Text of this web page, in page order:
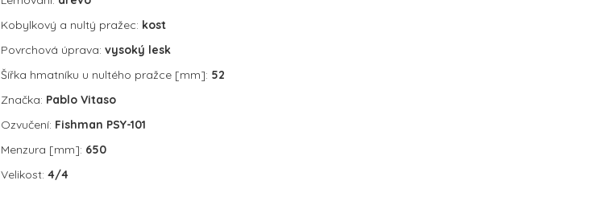
Kobylkový a nultý pražec: kost
Povrchová úprava: vysoký lesk
Šířka hmatníku u nultého pražce [mm]: 52
Značka: Pablo Vitaso
Ozvučení: Fishman PSY-101
Menzura [mm]: 650
Velikost: 4/4